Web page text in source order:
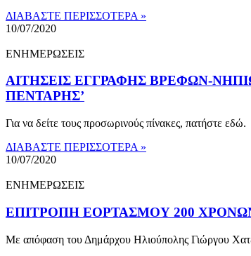
ΔΙΑΒΑΣΤΕ ΠΕΡΙΣΣΟΤΕΡΑ »
10/07/2020
ΕΝΗΜΕΡΩΣΕΙΣ
ΑΙΤΗΣΕΙΣ ΕΓΓΡΑΦΗΣ ΒΡΕΦΩΝ-
ΠΕΝΤΑΡΗΣ’
Για να δείτε τους προσωρινούς πίνακες, πατήστε εδώ.
ΔΙΑΒΑΣΤΕ ΠΕΡΙΣΣΟΤΕΡΑ »
10/07/2020
ΕΝΗΜΕΡΩΣΕΙΣ
ΕΠΙΤΡΟΠΗ ΕΟΡΤΑΣΜΟΥ 200
Με απόφαση του Δημάρχου Ηλιούπολης Γιώργου